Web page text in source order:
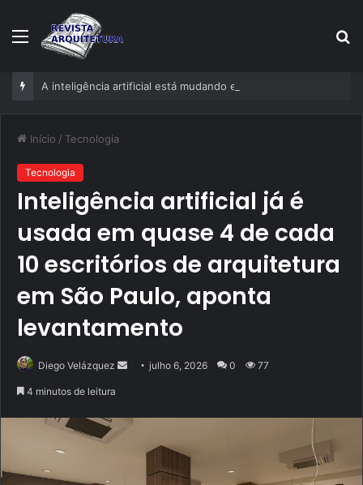
Menu
Início / Tecnologia
Tecnologia
Inteligência artificial já é
usada em quase 4 de cada
10 escritórios de arquitetura
em São Paulo, aponta
levantamento
Diego Velázquez
Mande
mail
julho 6, 2026 0 77
4 minutos de leitura